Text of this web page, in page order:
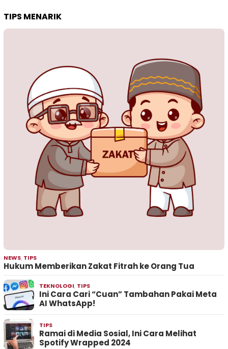
TIPS MENARIK
NEWS, TIPS
Hukum Memberikan Zakat Fitrah ke Orang Tua
TEKNOLOGI, TIPS
Ini Cara Cari “Cuan” Tambahan Pakai Meta
AI WhatsApp!
TIPS
Ramai di Media Sosial, Ini Cara Melihat
Spotify Wrapped 2024